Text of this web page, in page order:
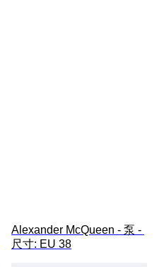
Alexander McQueen - 泵 -
尺寸: EU 38